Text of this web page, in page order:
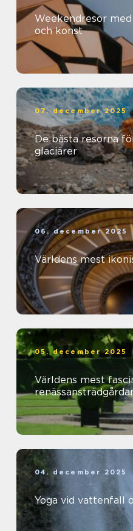
Weekendresor
och konst
07. december 2025
De bästa resorna
glaciärer
06. december 2025
Världens mest
05. december 2025
Världens mest
04. december 2025
Yoga vid vattenfall